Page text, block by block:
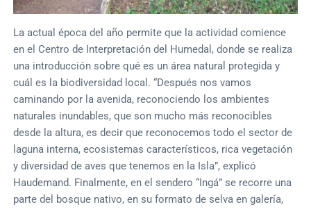
La actual época del año permite que la actividad comience
en el Centro de Interpretación del Humedal, donde se realiza
una introducción sobre qué es un área natural protegida y
cuál es la biodiversidad local. “Después nos vamos
caminando por la avenida, reconociendo los ambientes
naturales inundables, que son mucho más reconocibles
desde la altura, es decir que reconocemos todo el sector de
laguna interna, ecosistemas característicos, rica vegetación
y diversidad de aves que tenemos en la Isla”, explicó
Haudemand. Finalmente, en el sendero “Ingá” se recorre una
parte del bosque nativo, en su formato de selva en galería,